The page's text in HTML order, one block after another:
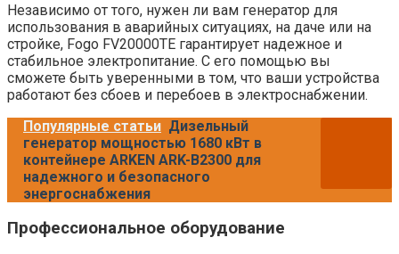
Независимо от того, нужен ли вам генератор для
использования в аварийных ситуациях, на даче или на
стройке, Fogo FV20000TE гарантирует надежное и
стабильное электропитание. С его помощью вы
сможете быть уверенными в том, что ваши устройства
работают без сбоев и перебоев в электроснабжении.
Популярные статьи Дизельный
генератор мощностью 1680 кВт в
контейнере ARKEN ARK-B2300 для
надежного и безопасного
энергоснабжения
Профессиональное оборудование